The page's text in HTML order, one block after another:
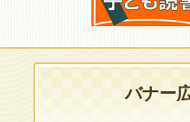
バナー